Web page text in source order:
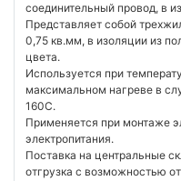
соединительный провод, в
Представляет собой
0,75 кв.мм, в изоляции из
цвета.
Используется при
максимальном нагреве в
160С.
Применяется при монтаже
электропитания.
Поставка на центральные
отгрузка с возможностью